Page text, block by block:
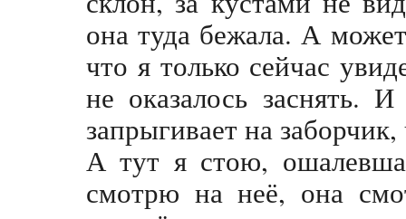
она туда бежала. А
что я только сейчас
не оказалось заснять.
запрыгивает на
А тут я стою,
смотрю на неё, она